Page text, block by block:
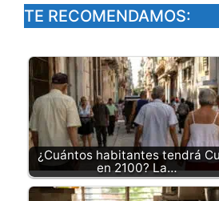
TE RECOMENDAMOS:
¿Cuántos habitantes tendrá
en 2100? La…